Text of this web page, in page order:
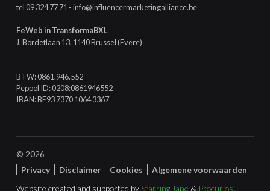
tel09 324 77 71 -info@influencermarketingalliance.be
FeWeb in TransformaBXL
J. Bordetlaan 13, 1140 Brussel (Evere)
BTW: 0861.946.552
Peppol ID: 0208:0861946552
IBAN: BE93 7370 1064 3367
© 2026
Privacy
Disclaimer Cookies
Algemene voorwaarden
Website created and supported by Starring Jane & Procurios